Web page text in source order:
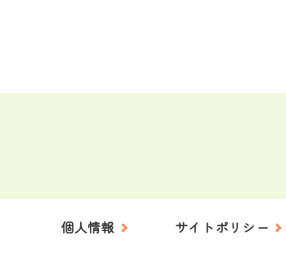
個人情報 サイトポリシー